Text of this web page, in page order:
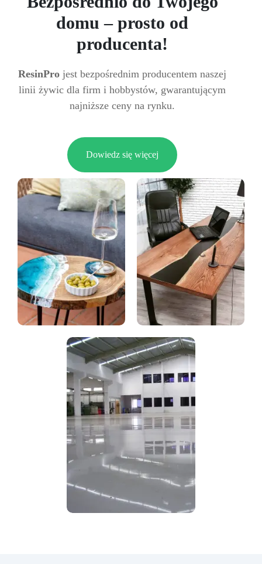
domu – prosto od
producenta!
ResinPro jest bezpośrednim producentem naszej
linii żywic dla firm i hobbystów, gwarantującym
najniższe ceny na rynku.
Dowiedz się więcej